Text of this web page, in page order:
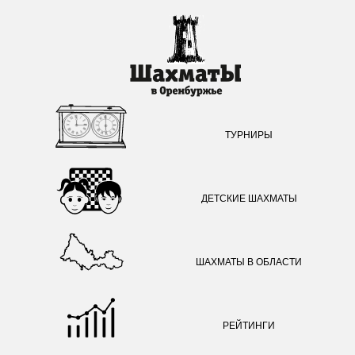
ТУРНИРЫ
ДЕТСКИЕ ШАХМАТЫ
ШАХМАТЫ В ОБЛАСТИ
РЕЙТИНГИ